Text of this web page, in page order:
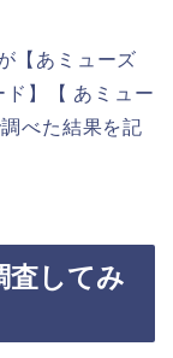
【あミューズ
ド】【 あミュー
べた結果を記
査してみ